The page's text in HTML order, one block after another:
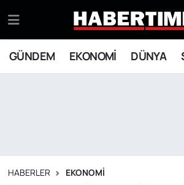
GÜNDEM EKONOMİ DÜNYA
HABERLER EKONOMİ
EKONOMİ
EĞİTİM
Eskişehir Nöbetçi Eczaneler
Eskişehir Hava Durumu
Süper Lig Puan Durumu ve